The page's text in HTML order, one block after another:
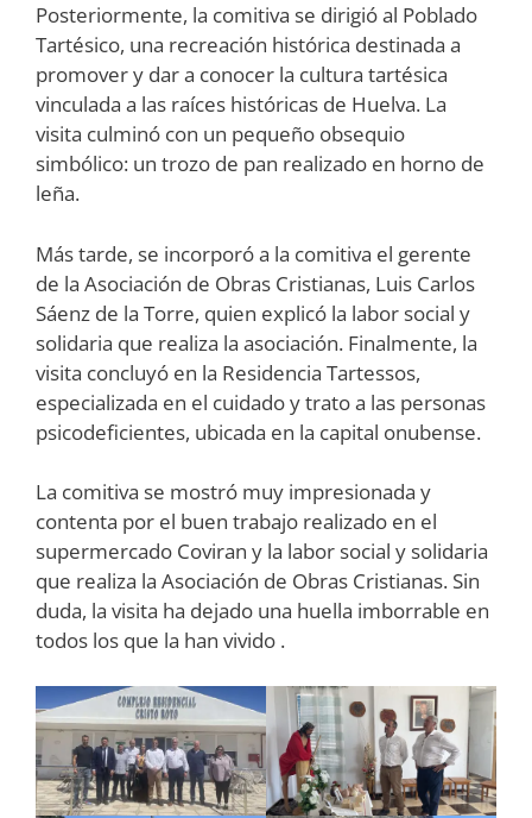
Posteriormente, la comitiva se dirigió al Poblado
Tartésico, una recreación histórica destinada a
promover y dar a conocer la cultura tartésica
vinculada a las raíces históricas de Huelva. La
visita culminó con un pequeño obsequio
simbólico: un trozo de pan realizado en horno de
leña.
Más tarde, se incorporó a la comitiva el gerente
de la Asociación de Obras Cristianas, Luis Carlos
Sáenz de la Torre, quien explicó la labor social y
solidaria que realiza la asociación. Finalmente, la
visita concluyó en la Residencia Tartessos,
especializada en el cuidado y trato a las personas
psicodeficientes, ubicada en la capital onubense.
La comitiva se mostró muy impresionada y
contenta por el buen trabajo realizado en el
supermercado Coviran y la labor social y solidaria
que realiza la Asociación de Obras Cristianas. Sin
duda, la visita ha dejado una huella imborrable en
todos los que la han vivido .